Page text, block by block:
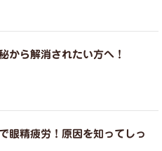
から解消されたい方へ！
眼精疲労！原因を知ってしっ